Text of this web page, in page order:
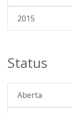
2015
Status
Aberta